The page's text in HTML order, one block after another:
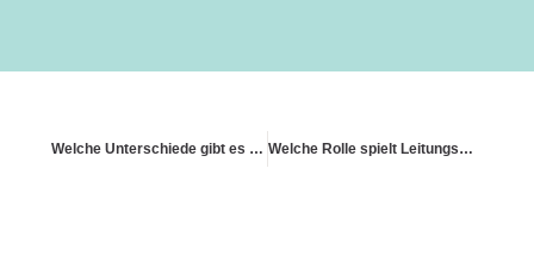
Welche Unterschiede gibt es bei Altbau und Neubau? Welche Rolle spielt Leitungswasser